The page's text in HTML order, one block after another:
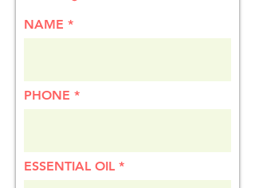
NAME
PHONE
ESSENTIAL OIL